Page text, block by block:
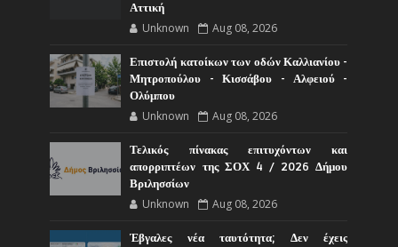
Αττική
Unknown Aug 08, 2026
Επιστολή κατοίκων των οδών Καλλιανίου -
Μητροπούλου - Κισσάβου - Αλφειού -
Ολύμπου
Unknown Aug 08, 2026
Τελικός πίνακας επιτυχόντων και
απορριπτέων της ΣΟΧ 4 / 2026 Δήμου
Βριλησσίων
Unknown Aug 08, 2026
Έβγαλες νέα ταυτότητα; Δεν έχεις